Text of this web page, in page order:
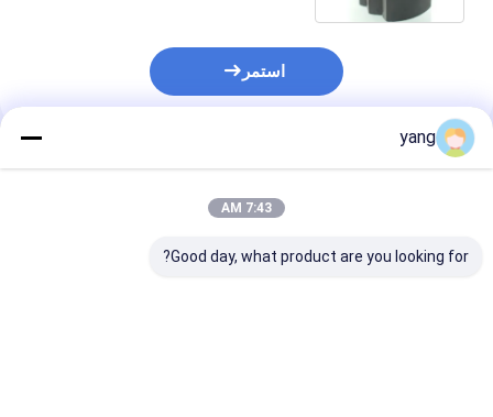
استمر
المنتجات الموصى بها
yang
7:43 AM
Good day, what product are you looking for?